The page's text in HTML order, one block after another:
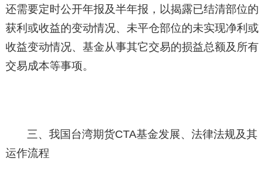
还需要定时公开年报及半年报，以揭露已结清部位的
获利或收益的变动情况、未平仓部位的未实现净利或
收益变动情况、基金从事其它交易的损益总额及所有
交易成本等事项。
三、我国台湾期货CTA基金发展、法律法规及其
运作流程